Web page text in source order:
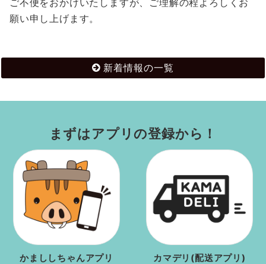
ご不便をおかけいたしますが、ご理解の程よろしくお
願い申し上げます。
新着情報の一覧
まずはアプリの登録から！
かまししちゃんアプリ カマデリ(配送アプリ)